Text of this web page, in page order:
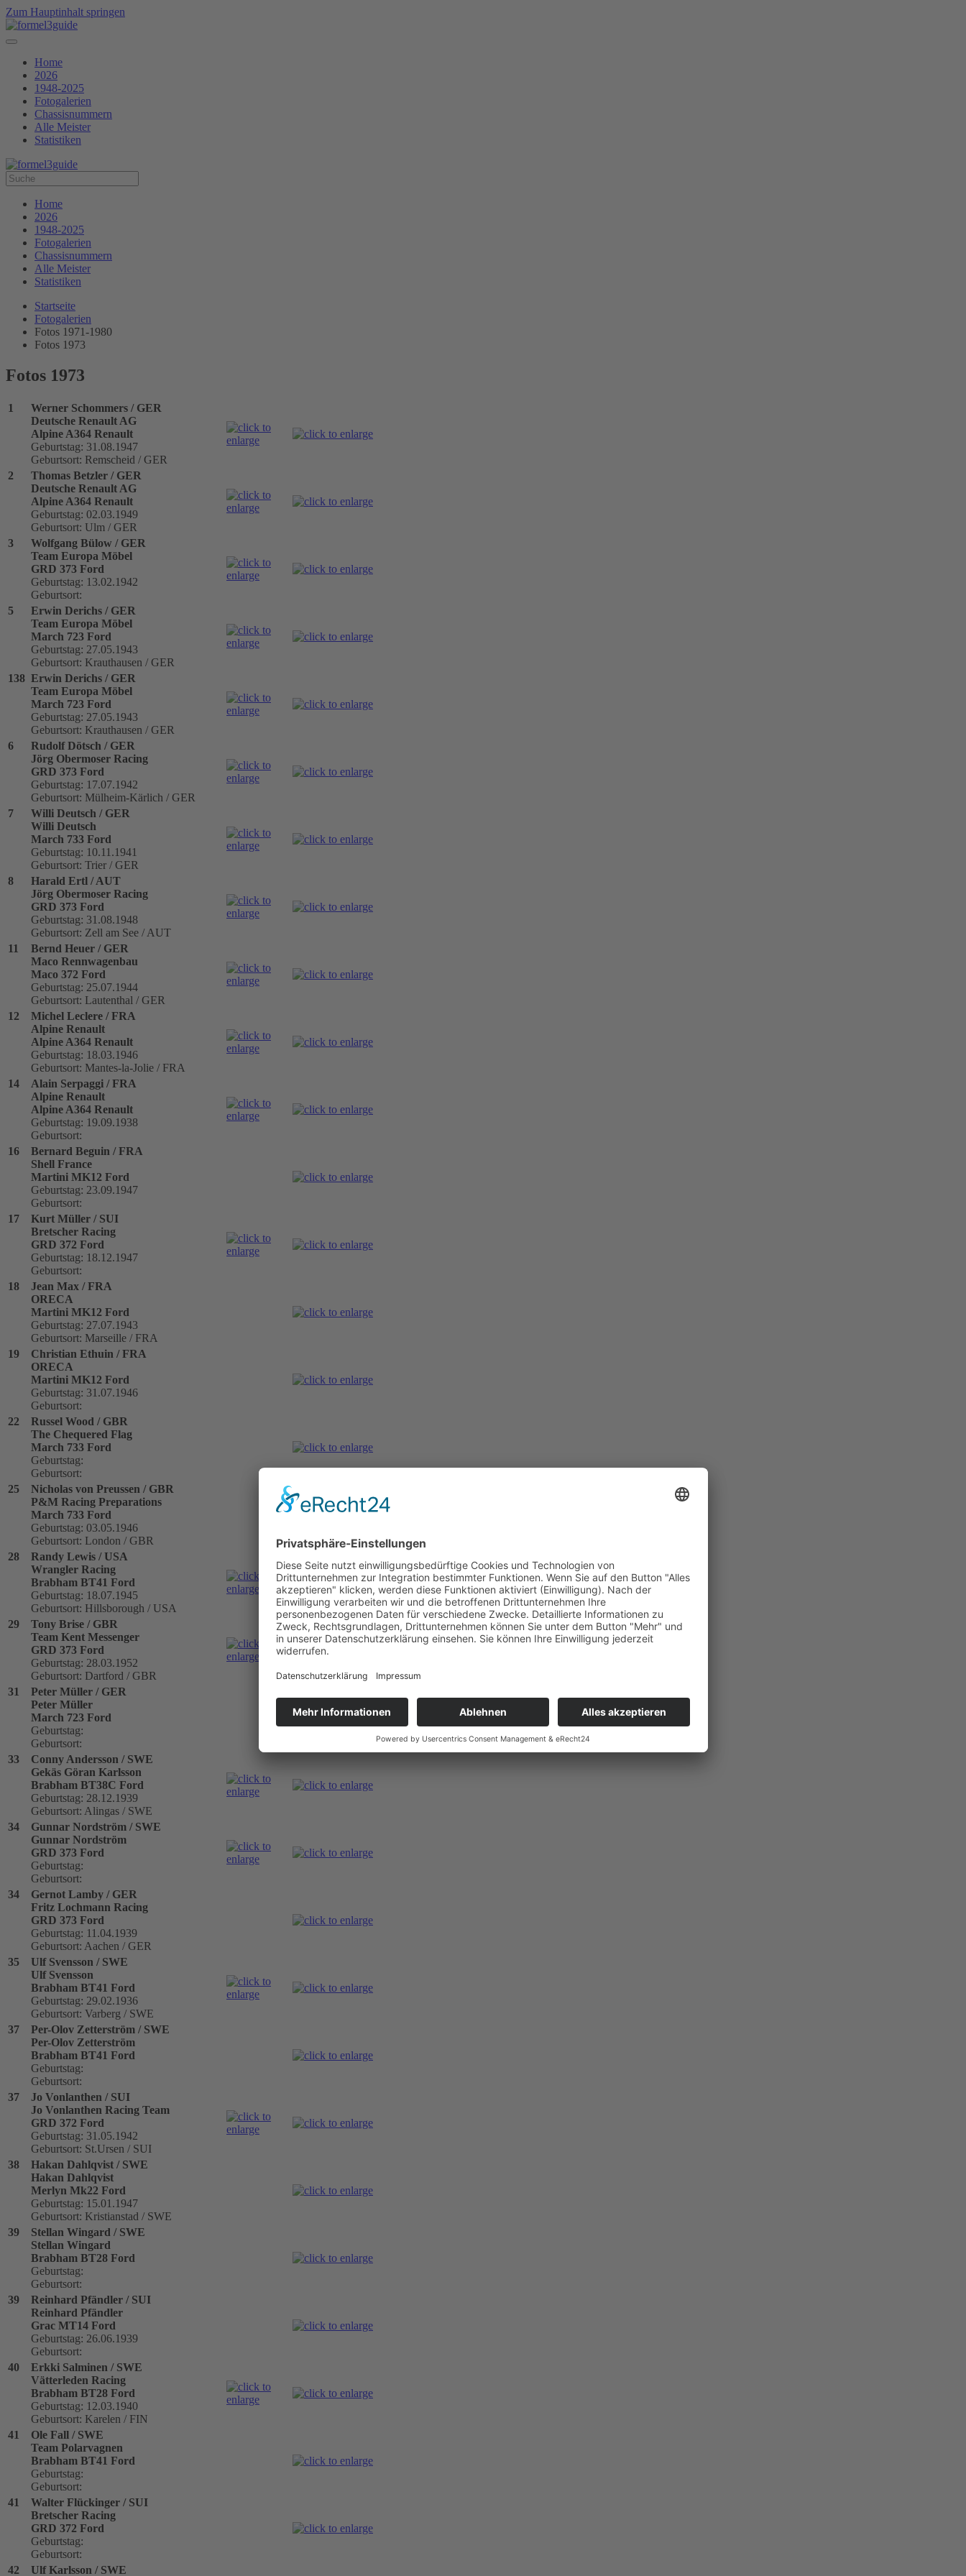
Zum Hauptinhalt springen
Home
2026
1948-2025
Fotogalerien
Chassisnummern
Alle Meister
Statistiken
Home
2026
1948-2025
Fotogalerien
Chassisnummern
Alle Meister
Statistiken
Startseite
Fotogalerien
Fotos 1971-1980
Fotos 1973
Fotos 1973
1
Werner Schommers / GER
Deutsche Renault AG
Alpine A364 Renault
Geburtstag: 31.08.1947
Geburtsort: Remscheid / GER
2
Thomas Betzler / GER
Deutsche Renault AG
Alpine A364 Renault
Geburtstag: 02.03.1949
Geburtsort: Ulm / GER
3
Wolfgang Bülow / GER
Team Europa Möbel
GRD 373 Ford
Geburtstag: 13.02.1942
Geburtsort:
5
Erwin Derichs / GER
Team Europa Möbel
March 723 Ford
Geburtstag: 27.05.1943
Geburtsort: Krauthausen / GER
138 Erwin Derichs / GER
Team Europa Möbel
March 723 Ford
Geburtstag: 27.05.1943
Geburtsort: Krauthausen / GER
6
Rudolf Dötsch / GER
Jörg Obermoser Racing
GRD 373 Ford
Geburtstag: 17.07.1942
Geburtsort: Mülheim-Kärlich / GER
7
Willi Deutsch / GER
Willi Deutsch
March 733 Ford
Geburtstag: 10.11.1941
Geburtsort: Trier / GER
8
Harald Ertl / AUT
Jörg Obermoser Racing
GRD 373 Ford
Geburtstag: 31.08.1948
Geburtsort: Zell am See / AUT
11
Bernd Heuer / GER
Maco Rennwagenbau
Maco 372 Ford
Geburtstag: 25.07.1944
Geburtsort: Lautenthal / GER
12
Michel Leclere / FRA
Alpine Renault
Alpine A364 Renault
Geburtstag: 18.03.1946
Geburtsort: Mantes-la-Jolie / FRA
14
Alain Serpaggi / FRA
Alpine Renault
Alpine A364 Renault
Geburtstag: 19.09.1938
Geburtsort:
16
Bernard Beguin / FRA
Shell France
Martini MK12 Ford
Geburtstag: 23.09.1947
Geburtsort:
17
Kurt Müller / SUI
Bretscher Racing
GRD 372 Ford
Geburtstag: 18.12.1947
Geburtsort:
18
Jean Max / FRA
ORECA
Martini MK12 Ford
Geburtstag: 27.07.1943
Geburtsort: Marseille / FRA
19
Christian Ethuin / FRA
ORECA
Martini MK12 Ford
Geburtstag: 31.07.1946
Geburtsort:
22
Russel Wood / GBR
The Chequered Flag
March 733 Ford
Geburtstag:
Geburtsort:
25
Nicholas von Preussen / GBR
P&M Racing Preparations
March 733 Ford
Geburtstag: 03.05.1946
Geburtsort: London / GBR
28
Randy Lewis / USA
Wrangler Racing
Brabham BT41 Ford
Geburtstag: 18.07.1945
Geburtsort: Hillsborough / USA
29
Tony Brise / GBR
Team Kent Messenger
GRD 373 Ford
Geburtstag: 28.03.1952
Geburtsort: Dartford / GBR
31
Peter Müller / GER
Peter Müller
March 723 Ford
Geburtstag:
Geburtsort:
33
Conny Andersson / SWE
Gekäs Göran Karlsson
Brabham BT38C Ford
Geburtstag: 28.12.1939
Geburtsort: Alingas / SWE
34
Gunnar Nordström / SWE
Gunnar Nordström
GRD 373 Ford
Geburtstag:
Geburtsort:
34
Gernot Lamby / GER
Fritz Lochmann Racing
GRD 373 Ford
Geburtstag: 11.04.1939
Geburtsort: Aachen / GER
35
Ulf Svensson / SWE
Ulf Svensson
Brabham BT41 Ford
Geburtstag: 29.02.1936
Geburtsort: Varberg / SWE
37
Per-Olov Zetterström / SWE
Per-Olov Zetterström
Brabham BT41 Ford
Geburtstag:
Geburtsort:
37
Jo Vonlanthen / SUI
Jo Vonlanthen Racing Team
GRD 372 Ford
Geburtstag: 31.05.1942
Geburtsort: St.Ursen / SUI
38
Hakan Dahlqvist / SWE
Hakan Dahlqvist
Merlyn Mk22 Ford
Geburtstag: 15.01.1947
Geburtsort: Kristianstad / SWE
39
Stellan Wingard / SWE
Stellan Wingard
Brabham BT28 Ford
Geburtstag:
Geburtsort:
39
Reinhard Pfändler / SUI
Reinhard Pfändler
Grac MT14 Ford
Geburtstag: 26.06.1939
Geburtsort:
40
Erkki Salminen / SWE
Vätterleden Racing
Brabham BT28 Ford
Geburtstag: 12.03.1940
Geburtsort: Karelen / FIN
41
Ole Fall / SWE
Team Polarvagnen
Brabham BT41 Ford
Geburtstag:
Geburtsort:
41
Walter Flückinger / SUI
Bretscher Racing
GRD 372 Ford
Geburtstag:
Geburtsort:
42
Ulf Karlsson / SWE